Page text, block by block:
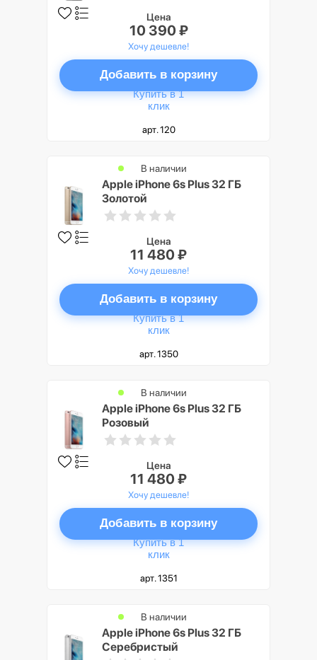
Цена
10 390 ₽
Хочу дешевле!
Добавить в корзину
Купить в 1
клик
арт. 120
Apple iPhone 6s Plus 32 ГБ
Золотой
В наличии
Цена
11 480 ₽
Хочу дешевле!
Добавить в корзину
Купить в 1
клик
арт. 1350
Apple iPhone 6s Plus 32 ГБ
Розовый
В наличии
Цена
11 480 ₽
Хочу дешевле!
Добавить в корзину
Купить в 1
клик
арт. 1351
Apple iPhone 6s Plus 32 ГБ
Серебристый
В наличии